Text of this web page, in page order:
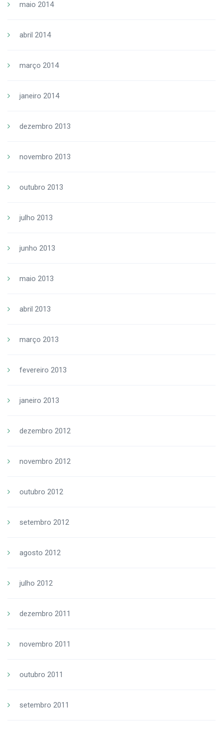
maio 2014
abril 2014
março 2014
janeiro 2014
dezembro 2013
novembro 2013
outubro 2013
julho 2013
junho 2013
maio 2013
abril 2013
março 2013
fevereiro 2013
janeiro 2013
dezembro 2012
novembro 2012
outubro 2012
setembro 2012
agosto 2012
julho 2012
dezembro 2011
novembro 2011
outubro 2011
setembro 2011